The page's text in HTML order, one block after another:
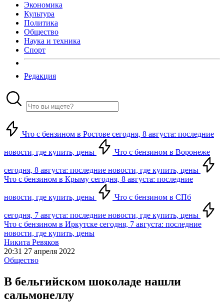
Экономика
Культура
Политика
Общество
Наука и техника
Спорт
Редакция
Что с бензином в Ростове сегодня, 8 августа: последние
новости, где купить, цены Что с бензином в Воронеже
сегодня, 8 августа: последние новости, где купить, цены
Что с бензином в Крыму сегодня, 8 августа: последние
новости, где купить, цены Что с бензином в СПб
сегодня, 7 августа: последние новости, где купить, цены
Что с бензином в Иркутске сегодня, 7 августа: последние
новости, где купить, цены
Никита Ревяков
20:31 27 апреля 2022
Общество
В бельгийском шоколаде нашли
сальмонеллу